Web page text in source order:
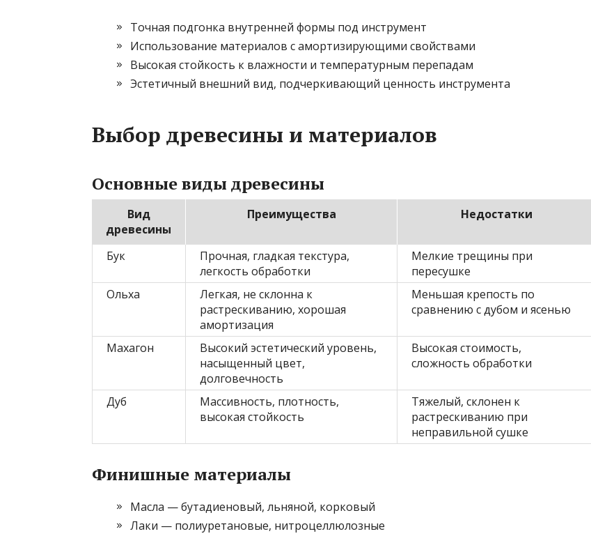
Точная подгонка внутренней формы под инструмент
Использование материалов с амортизирующими свойствами
Высокая стойкость к влажности и температурным перепадам
Эстетичный внешний вид, подчеркивающий ценность инструмента
Выбор древесины и материалов
Основные виды древесины
Вид
древесины
Преимущества Недостатки
Бук
Прочная, гладкая текстура,
легкость обработки
Мелкие трещины при
пересушке
Ольха
Легкая, не склонна к
растрескиванию, хорошая
амортизация
Меньшая крепость по
сравнению с дубом и ясенью
Махагон
Высокий эстетический уровень,
насыщенный цвет,
долговечность
Высокая стоимость,
сложность обработки
Дуб
Массивность, плотность,
высокая стойкость
Тяжелый, склонен к
растрескиванию при
неправильной сушке
Финишные материалы
Масла — бутадиеновый, льняной, корковый
Лаки — полиуретановые, нитроцеллюлозные